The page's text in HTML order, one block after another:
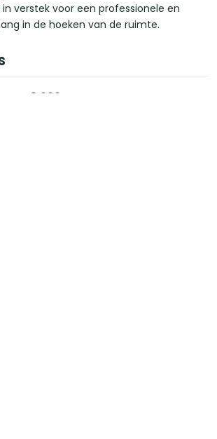
verstek voor een professionele en
in de hoeken van de ruimte.
3.000 mm